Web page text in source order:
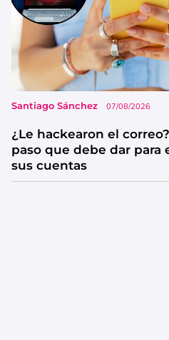
Santiago Sánchez 07/08/2026
¿Le hackearon el
paso que debe dar para
sus cuentas